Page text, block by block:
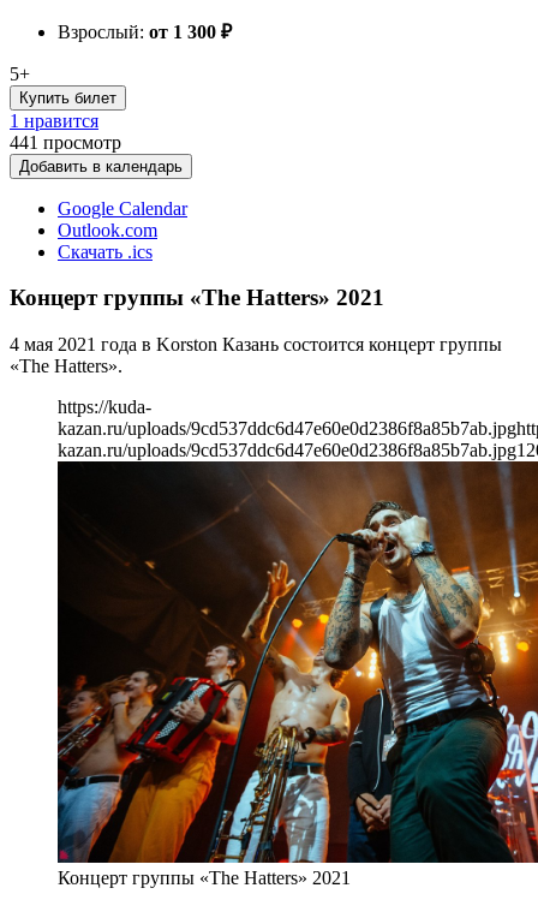
Взрослый: от 1 300 ₽
5+
Купить билет
1 нравится
441 просмотр
Добавить в календарь
Google Calendar
Outlook.com
Скачать .ics
Концерт группы «The Hatters» 2021
4 мая 2021 года в Korston Казань состоится концерт группы
«The Hatters».
https://kuda-
kazan.ru/uploads/9cd537ddc6d47e60e0d2386f8a85b7ab.jpg
kazan.ru/uploads/9cd537ddc6d47e60e0d2386f8a85b7ab.jpg
Концерт группы «The Hatters» 2021